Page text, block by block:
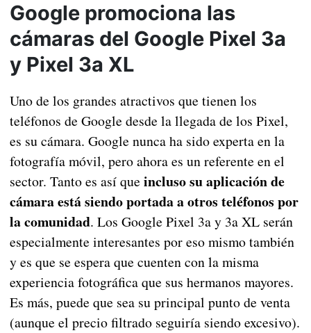
Google promociona las
cámaras del Google Pixel 3a
y Pixel 3a XL
Uno de los grandes atractivos que tienen los
teléfonos de Google desde la llegada de los Pixel,
es su cámara. Google nunca ha sido experta en la
fotografía móvil, pero ahora es un referente en el
sector. Tanto es así que incluso su aplicación de
cámara está siendo portada a otros teléfonos por
la comunidad. Los Google Pixel 3a y 3a XL serán
especialmente interesantes por eso mismo también
y es que se espera que cuenten con la misma
experiencia fotográfica que sus hermanos mayores.
Es más, puede que sea su principal punto de venta
(aunque el precio filtrado seguiría siendo excesivo).